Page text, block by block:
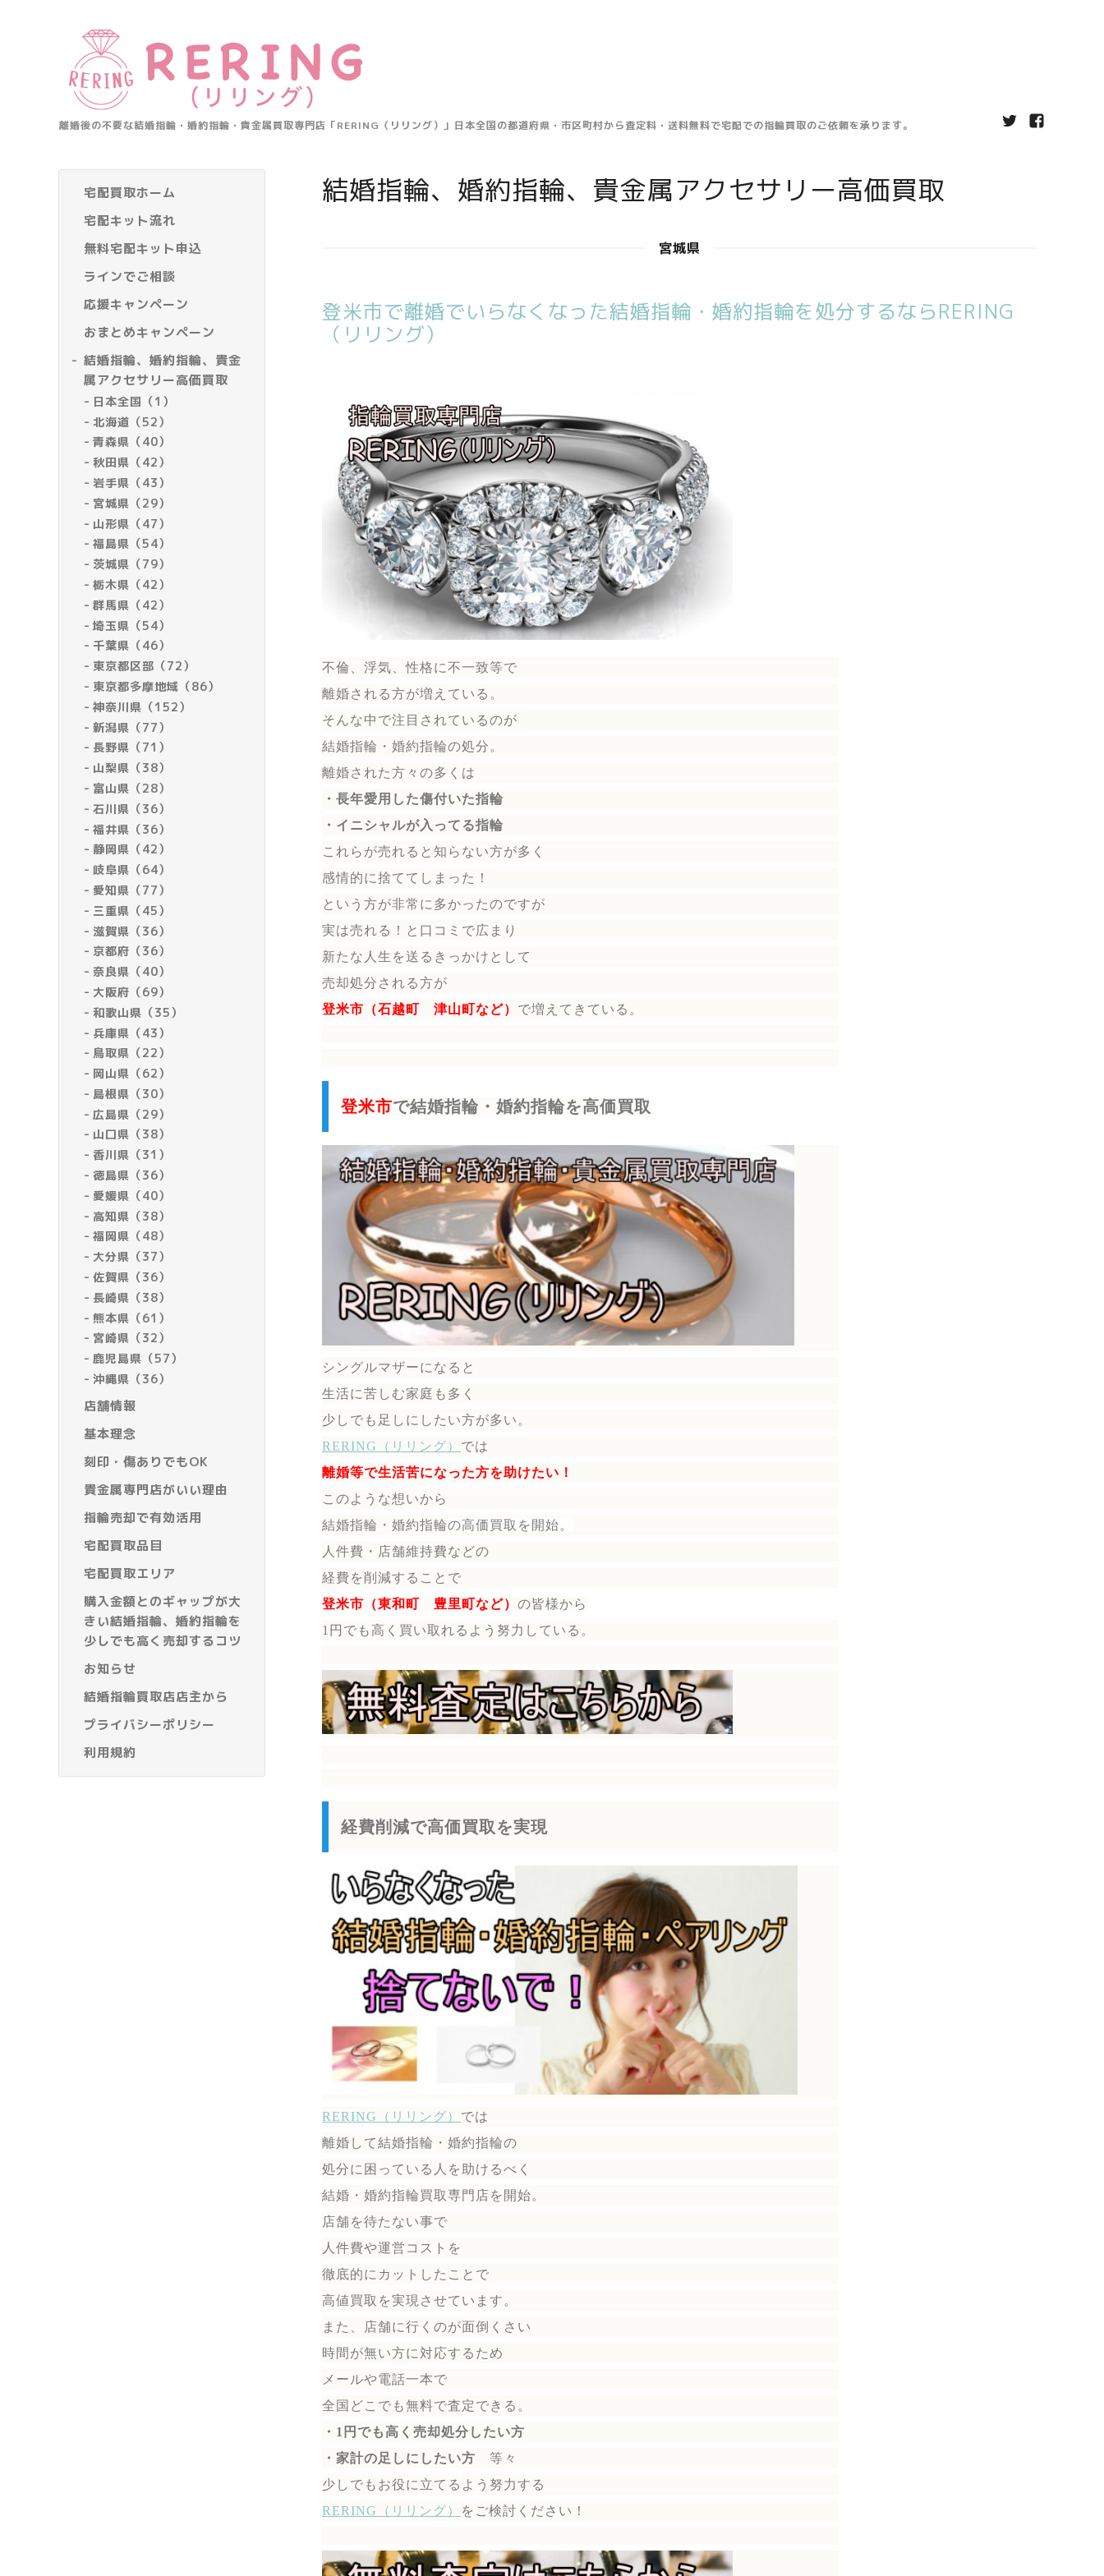
離婚後の不要な結婚指輪・婚約指輪・貴金属買取専門店「RERING（リリング）」日本全国の都道府県・市区町村から査定料・送料無料で宅配での指輪買取のご依頼を承ります。
宅配買取ホーム
宅配キット流れ
無料宅配キット申込
ラインでご相談
応援キャンペーン
おまとめキャンペーン
結婚指輪、婚約指輪、貴金
属アクセサリー高価買取
日本全国（1）
北海道（52）
青森県（40）
秋田県（42）
岩手県（43）
宮城県（29）
山形県（47）
福島県（54）
茨城県（79）
栃木県（42）
群馬県（42）
埼玉県（54）
千葉県（46）
東京都区部（72）
東京都多摩地域（86）
神奈川県（152）
新潟県（77）
長野県（71）
山梨県（38）
富山県（28）
石川県（36）
福井県（36）
静岡県（42）
岐阜県（64）
愛知県（77）
三重県（45）
滋賀県（36）
京都府（36）
奈良県（40）
大阪府（69）
和歌山県（35）
兵庫県（43）
鳥取県（22）
岡山県（62）
島根県（30）
広島県（29）
山口県（38）
香川県（31）
徳島県（36）
愛媛県（40）
高知県（38）
福岡県（48）
大分県（37）
佐賀県（36）
長崎県（38）
熊本県（61）
宮崎県（32）
鹿児島県（57）
沖縄県（36）
店舗情報
基本理念
刻印・傷ありでもOK
貴金属専門店がいい理由
指輪売却で有効活用
宅配買取品目
宅配買取エリア
購入金額とのギャップが大
きい結婚指輪、婚約指輪を
少しでも高く売却するコツ
お知らせ
結婚指輪買取店店主から
プライバシーポリシー
利用規約
結婚指輪、婚約指輪、貴金属アクセサリー高価買取
宮城県
登米市で離婚でいらなくなった結婚指輪・婚約指輪を処分するならRERING
（リリング）
不倫、浮気、性格に不一致等で
離婚される方が増えている。
そんな中で注目されているのが
結婚指輪 ・婚約指輪の処分。
離婚された方々の多くは
・長年愛用した傷付いた指輪
・イニシャルが入ってる指輪
これらが売れると知らない方が多く
感情的に捨ててしまった！
という方が非常に多かったのですが
実は売れる！と口コミで広まり
新たな人生を送る きっかけとして
売却処分される方が
登米市（石越町 津山町など） で増えてきている。
登米市で結婚指輪・婚約指輪を高価買取
シングルマザーになると
生活に苦しむ家庭も多く
少しでも足しにしたい方が多い。
RERING（リリング） では
離婚等で生活苦になった方を助けたい！
このような想いから
結婚指輪・婚約指輪の高価買取を開始。
人件費・店舗維持費などの
経費を削減することで
登米市（東和町 豊里町など） の皆様から
1円でも高く買い取れるよう努力している。
経費削減で高価買取を実現
RERING（リリング） では
離婚して結婚指輪・婚約指輪の
処分に困っている人を助けるべく
結婚・婚約指輪買取専門店を開始。
店舗を待たない事で
人件費や運営コストを
徹底的にカットしたことで
高値買取を実現させています。
また、店舗に行くのが面倒くさい
時間が無い方に対応するため
メールや電話一本で
全国どこでも無料で査定できる。
・1円でも高く売却処分したい方
・家計の足しにしたい方 等々
少しでもお役に立てるよう努力する
RERING（リリング）
を ご検討ください！